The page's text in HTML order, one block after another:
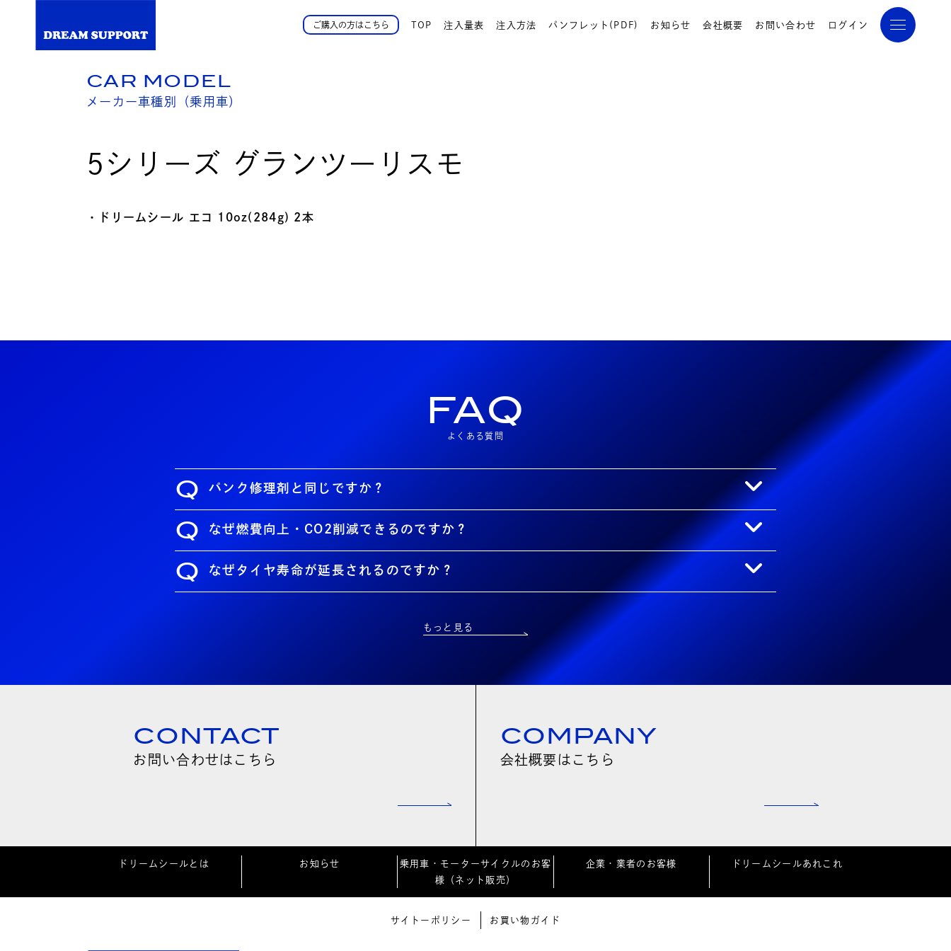
ご購入の方はこちら TOP 注入量表 注入方法 パンフレット(PDF) お知らせ 会社概要 お問い合わせ ログイン
CAR MODEL
メーカー車種別（乗用車）
5シリーズ グランツーリスモ
・ドリームシール エコ 10oz(284g) 2本
FAQ
よくある質問
Q パンク修理剤と同じですか？
Q なぜ燃費向上・CO2削減できるのですか？
Q なぜタイヤ寿命が延長されるのですか？
もっと見る
CONTACT
お問い合わせはこちら
COMPANY
会社概要はこちら
ドリームシールとは お知らせ
乗用車・モーターサイクルのお客
様（ネット販売）
企業・業者のお客様 ドリームシールあれこれ
サイトーポリシー お買い物ガイド